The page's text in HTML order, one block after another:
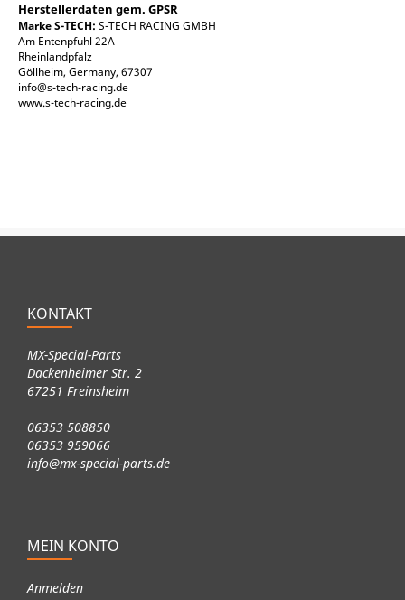
Herstellerdaten gem. GPSR
Marke S-TECH: S-TECH RACING GMBH
Am Entenpfuhl 22A
Rheinlandpfalz
Göllheim, Germany, 67307
info@s-tech-racing.de
www.s-tech-racing.de
KONTAKT
MX-Special-Parts
Dackenheimer Str. 2
67251 Freinsheim
06353 508850
06353 959066
info@mx-special-parts.de
MEIN KONTO
Anmelden